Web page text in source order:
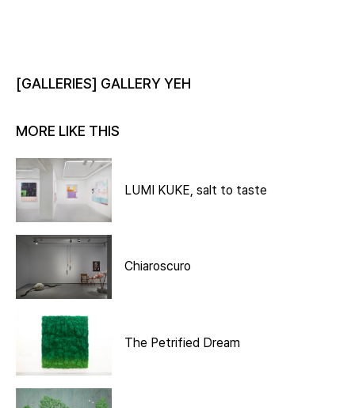
[GALLERIES] GALLERY YEH
MORE LIKE THIS
LUMI KUKE, salt to taste
Chiaroscuro
The Petrified Dream